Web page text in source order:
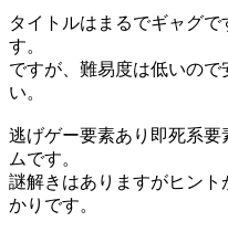
タイトルはまるでギャグ
す。
ですが、難易度は低いの
い。
逃げゲー要素あり即死系
ムです。
謎解きはありますがヒン
かりです。